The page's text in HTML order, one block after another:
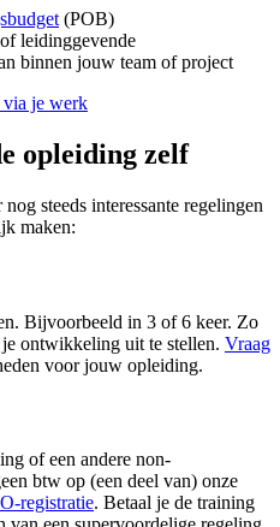
(POB)
leidinggevende
binnen jouw team of project
via je werk
opleiding zelf
steeds interessante regelingen
maken:
Bijvoorbeeld in 3 of 6 keer. Zo
ontwikkeling uit te stellen. Vraag
voor jouw opleiding.
of een andere non-
btw op (een deel van) onze
registratie. Betaal je de training